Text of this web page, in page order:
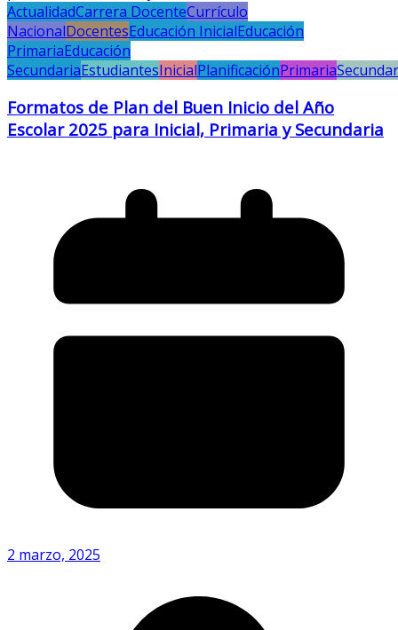
ActualidadCarrera DocenteCurrículo
NacionalDocentesEducación InicialEducación
PrimariaEducación
SecundariaEstudiantesInicialPlanificaciónPrimaria
Formatos de Plan del Buen Inicio del Año
Escolar 2025 para Inicial, Primaria y Secundaria
2 marzo, 2025